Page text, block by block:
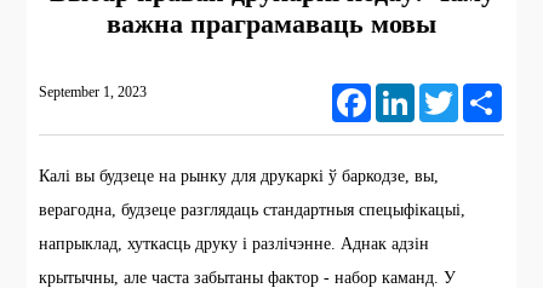
важна праграмаваць мовы
September 1, 2023 FacebookLinkedIn Twitter
Калі вы будзеце на рынку для друкаркі ў баркодзе, вы,
верагодна, будзеце разглядаць стандартныя спецыфікацыі,
напрыклад, хуткасць друку і разлічэнне. Аднак адзін
крытычны, але часта забытаны фактор - набор каманд. У